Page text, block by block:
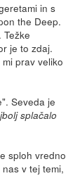
in s
the Deep.
je to zdaj.
prav veliko
Seveda je
splačalo
sploh vredno
v tej temi,